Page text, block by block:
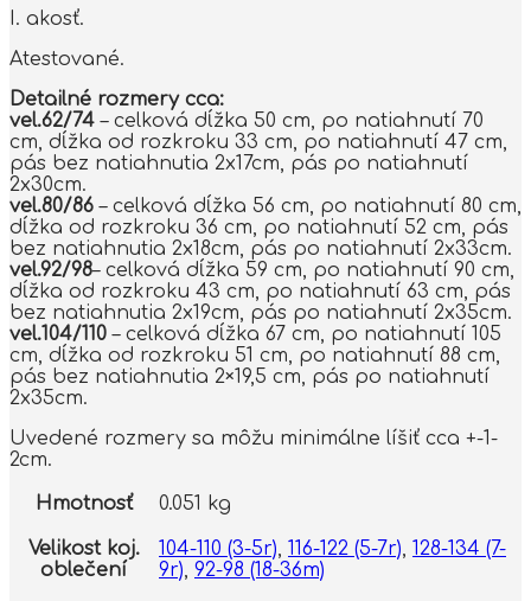
I. akosť.
Atestované.
Detailné rozmery cca:
vel.62/74 – celková dĺžka 50 cm, po natiahnutí 70
cm, dĺžka od rozkroku 33 cm, po natiahnutí 47 cm,
pás bez natiahnutia 2x17cm, pás po natiahnutí
2x30cm.
vel.80/86 – celková dĺžka 56 cm, po natiahnutí 80 cm,
dĺžka od rozkroku 36 cm, po natiahnutí 52 cm, pás
bez natiahnutia 2x18cm, pás po natiahnutí 2x33cm.
vel.92/98– celková dĺžka 59 cm, po natiahnutí 90 cm,
dĺžka od rozkroku 43 cm, po natiahnutí 63 cm, pás
bez natiahnutia 2x19cm, pás po natiahnutí 2x35cm.
vel.104/110 – celková dĺžka 67 cm, po natiahnutí 105
cm, dĺžka od rozkroku 51 cm, po natiahnutí 88 cm,
pás bez natiahnutia 2×19,5 cm, pás po natiahnutí
2x35cm.
Uvedené rozmery sa môžu minimálne líšiť cca +-1-
2cm.
Hmotnosť 0.051 kg
Velikost koj.
oblečení
104-110 (3-5r), 116-122 (5-7r), 128-134 (7-
9r), 92-98 (18-36m)